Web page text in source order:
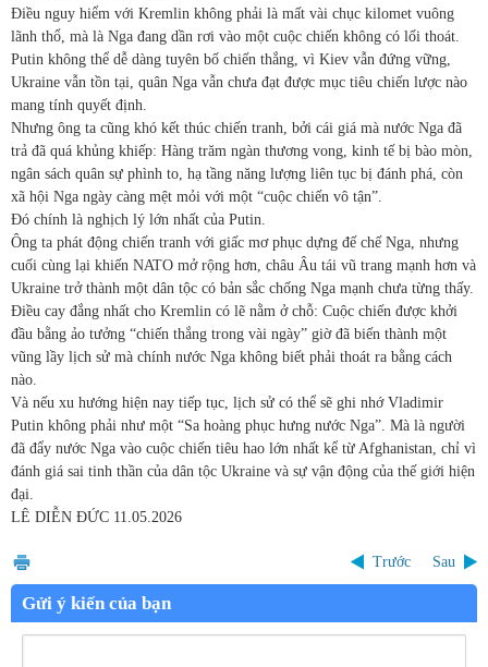
Điều nguy hiểm với Kremlin không phải là mất vài chục kilomet vuông
lãnh thổ, mà là Nga đang dần rơi vào một cuộc chiến không có lối thoát.
Putin không thể dễ dàng tuyên bố chiến thắng, vì Kiev vẫn đứng vững,
Ukraine vẫn tồn tại, quân Nga vẫn chưa đạt được mục tiêu chiến lược nào
mang tính quyết định.
Nhưng ông ta cũng khó kết thúc chiến tranh, bởi cái giá mà nước Nga đã
trả đã quá khủng khiếp: Hàng trăm ngàn thương vong, kinh tế bị bào mòn,
ngân sách quân sự phình to, hạ tầng năng lượng liên tục bị đánh phá, còn
xã hội Nga ngày càng mệt mỏi với một “cuộc chiến vô tận”.
Đó chính là nghịch lý lớn nhất của Putin.
Ông ta phát động chiến tranh với giấc mơ phục dựng đế chế Nga, nhưng
cuối cùng lại khiến NATO mở rộng hơn, châu Âu tái vũ trang mạnh hơn và
Ukraine trở thành một dân tộc có bản sắc chống Nga mạnh chưa từng thấy.
Điều cay đắng nhất cho Kremlin có lẽ nằm ở chỗ: Cuộc chiến được khởi
đầu bằng ảo tưởng “chiến thắng trong vài ngày” giờ đã biến thành một
vũng lầy lịch sử mà chính nước Nga không biết phải thoát ra bằng cách
nào.
Và nếu xu hướng hiện nay tiếp tục, lịch sử có thể sẽ ghi nhớ Vladimir
Putin không phải như một “Sa hoàng phục hưng nước Nga”. Mà là người
đã đẩy nước Nga vào cuộc chiến tiêu hao lớn nhất kể từ Afghanistan, chỉ vì
đánh giá sai tinh thần của dân tộc Ukraine và sự vận động của thế giới hiện
đại.
LÊ DIỄN ĐỨC 11.05.2026
Trước Sau
Gửi ý kiến của bạn